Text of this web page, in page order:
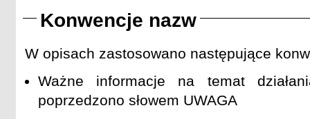
Konwencje nazw
W opisach zastosowano następujące
Ważne informacje na temat
poprzedzono słowem UWAGA